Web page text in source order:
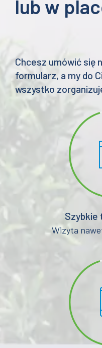
lub w
Chcesz umówić się
formularz, a my do
wszystko
Szybkie
Wizyta